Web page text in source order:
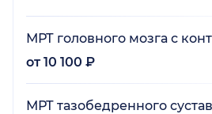
МРТ головного мозга с
от 10 100 ₽
МРТ тазобедренного